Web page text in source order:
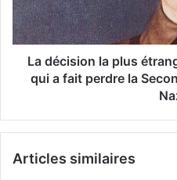
La décision la plus
qui a fait perdre la
Articles similaires